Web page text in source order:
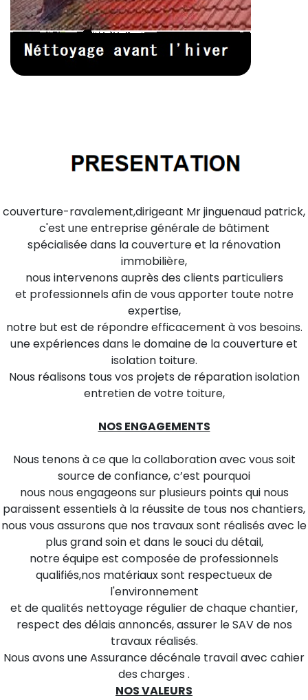
couverture-ravalement,dirigeant Mr jinguenaud patrick,
c'est une entreprise générale de bâtiment
spécialisée dans la couverture et la rénovation
immobilière,
nous intervenons auprès des clients particuliers
et professionnels afin de vous apporter toute notre
expertise,
notre but est de répondre efficacement à vos besoins.
une expériences dans le domaine de la couverture et
isolation toiture.
Nous réalisons tous vos projets de réparation isolation
entretien de votre toiture,
NOS ENGAGEMENTS
Nous tenons à ce que la collaboration avec vous soit
source de confiance, c’est pourquoi
nous nous engageons sur plusieurs points qui nous
paraissent essentiels à la réussite de tous nos chantiers,
nous vous assurons que nos travaux sont réalisés avec le
plus grand soin et dans le souci du détail,
notre équipe est composée de professionnels
qualifiés,nos matériaux sont respectueux de
l'environnement
et de qualités nettoyage régulier de chaque chantier,
respect des délais annoncés, assurer le SAV de nos
travaux réalisés.
Nous avons une Assurance décénale travail avec cahier
des charges .
NOS VALEURS